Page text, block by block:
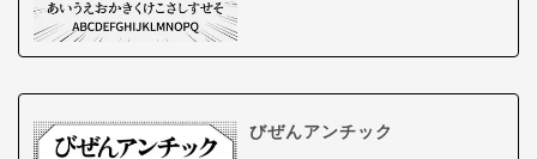
びぜんアンチック